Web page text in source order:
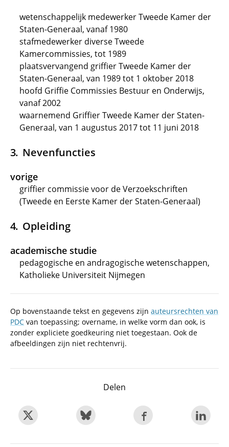
wetenschappelijk medewerker Tweede Kamer der
Staten-Generaal, vanaf 1980
stafmedewerker diverse Tweede
Kamercommissies, tot 1989
plaatsvervangend griffier Tweede Kamer der
Staten-Generaal, van 1989 tot 1 oktober 2018
hoofd Griffie Commissies Bestuur en Onderwijs,
vanaf 2002
waarnemend Griffier Tweede Kamer der Staten-
Generaal, van 1 augustus 2017 tot 11 juni 2018
Nevenfuncties
vorige
griffier commissie voor de Verzoekschriften
(Tweede en Eerste Kamer der Staten-Generaal)
Opleiding
academische studie
pedagogische en andragogische wetenschappen,
Katholieke Universiteit Nijmegen
Op bovenstaande tekst en gegevens zijn auteursrechten van
PDC van toepassing; overname, in welke vorm dan ook, is
zonder expliciete goedkeuring niet toegestaan. Ook de
afbeeldingen zijn niet rechtenvrij.
Delen